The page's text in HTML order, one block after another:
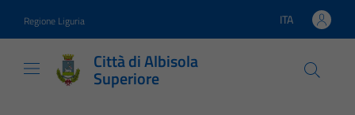
Regione Liguria Lingua attiva:
ITA
Città di Albisola
Superiore